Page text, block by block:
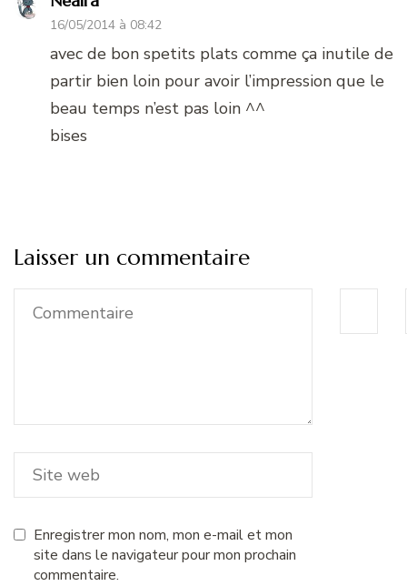
16/05/2014 à 08:42
avec de bon spetits plats comme ça inutile de
partir bien loin pour avoir l’impression que le
beau temps n’est pas loin ^^
bises
Laisser un commentaire
Enregistrer mon nom, mon e-mail et mon
site dans le navigateur pour mon prochain
commentaire.